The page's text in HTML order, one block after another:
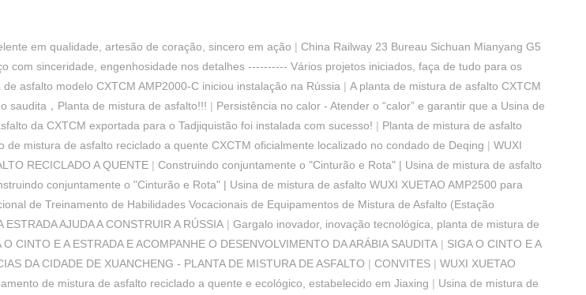
em qualidade, artesão de coração, sincero em ação | China Railway 23 Bureau Sichuan Mianyang G5
com sinceridade, engenhosidade nos detalhes ---------- Vários projetos iniciados, faça de tudo para os
de asfalto modelo CXTCM AMP2000-C iniciou instalação na Rússia | A planta de mistura de asfalto CXTCM
saudita，Planta de mistura de asfalto!!! | Persistência no calor - Atender o “calor” e garantir que a Usina de
da CXTCM exportada para o Tadjiquistão foi instalada com sucesso! | Planta de mistura de asfalto
de mistura de asfalto reciclado a quente CXCTM oficialmente localizado no condado de Deqing | WUXI
RECICLADO A QUENTE | Construindo conjuntamente o "Cinturão e Rota" | Usina de mistura de asfalto
conjuntamente o "Cinturão e Rota" | Usina de mistura de asfalto WUXI XUETAO AMP2500 para
de Treinamento de Habilidades Vocacionais de Equipamentos de Mistura de Asfalto (Estação
AJUDA A CONSTRUIR A RÚSSIA | Gargalo inovador, inovação tecnológica, planta de mistura de
O CINTO E A ESTRADA E ACOMPANHE O DESENVOLVIMENTO DA ARÁBIA SAUDITA | SIGA O CINTO E A
DA CIDADE DE XUANCHENG - PLANTA DE MISTURA DE ASFALTO | CONVITES | WUXI XUETAO
de mistura de asfalto reciclado a quente e ecológico, estabelecido em Jiaxing | Usina de mistura de